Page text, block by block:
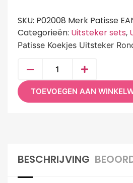
SKU: P02008 Merk Patisse
Categorieën: Uitsteker sets,
Patisse Koekjes Uitsteker
TOEVOEGEN AAN
BESCHRIJVING